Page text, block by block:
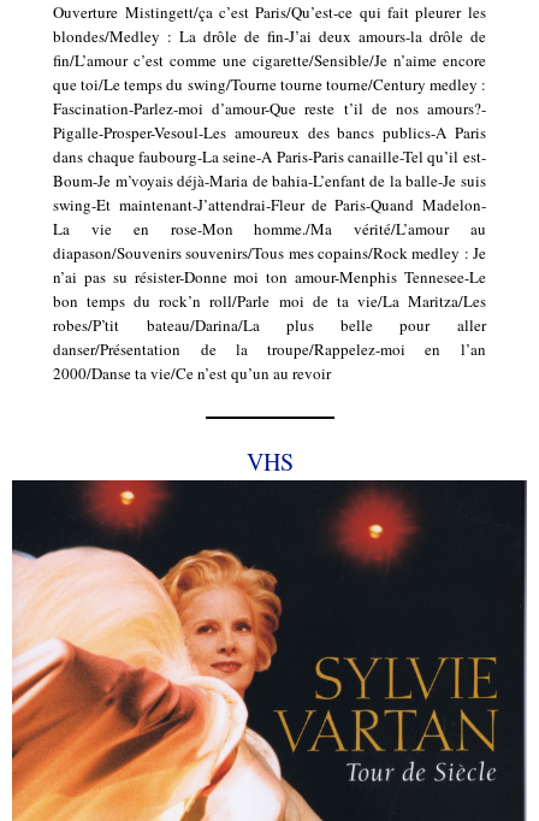
Ouverture Mistingett/ça c’est Paris/Qu’est-ce qui fait pleurer les
blondes/Medley : La drôle de fin-J’ai deux amours-la drôle de
fin/L’amour c’est comme une cigarette/Sensible/Je n’aime encore
que toi/Le temps du swing/Tourne tourne tourne/Century medley :
Fascination-Parlez-moi d’amour-Que reste t’il de nos amours?-
Pigalle-Prosper-Vesoul-Les amoureux des bancs publics-A Paris
dans chaque faubourg-La seine-A Paris-Paris canaille-Tel qu’il est-
Boum-Je m’voyais déjà-Maria de bahia-L’enfant de la balle-Je suis
swing-Et maintenant-J’attendrai-Fleur de Paris-Quand Madelon-
La vie en rose-Mon homme./Ma vérité/L’amour au
diapason/Souvenirs souvenirs/Tous mes copains/Rock medley : Je
n’ai pas su résister-Donne moi ton amour-Menphis Tennesee-Le
bon temps du rock’n roll/Parle moi de ta vie/La Maritza/Les
robes/P’tit bateau/Darina/La plus belle pour aller
danser/Présentation de la troupe/Rappelez-moi en l’an
2000/Danse ta vie/Ce n’est qu’un au revoir
VHS